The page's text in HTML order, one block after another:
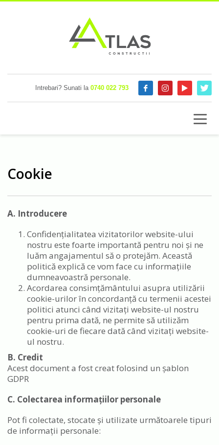
Intrebari? Sunati la 0740 022 793
Cookie
A. Introducere
Confidențialitatea vizitatorilor website-ului
nostru este foarte importantă pentru noi și ne
luăm angajamentul să o protejăm. Această
politică explică ce vom face cu informațiile
dumneavoastră personale.
Acordarea consimțământului asupra utilizării
cookie-urilor în concordanță cu termenii acestei
politici atunci când vizitați website-ul nostru
pentru prima dată, ne permite să utilizăm
cookie-uri de fiecare dată când vizitați website-
ul nostru.
B. Credit
Acest document a fost creat folosind un șablon
GDPR
C. Colectarea informațiilor personale
Pot fi colectate, stocate și utilizate următoarele tipuri
de informații personale: